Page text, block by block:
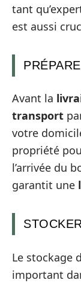
tant
est aussi
Avant la
transport
votre
propriété
l’arrivée du
garantit une
Le stockage
important